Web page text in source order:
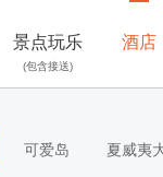
景点玩乐
(包含接送)
酒店
可爱岛 夏威夷